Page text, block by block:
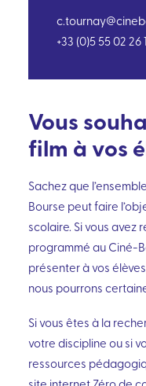
+33 (0)5 55 02 26
Vous
film à vos
Sachez que
Bourse peut faire
scolaire. Si vous avez
programmé au Ciné-
présenter à vos
nous pourrons
Si vous êtes à la
votre discipline ou si
ressources